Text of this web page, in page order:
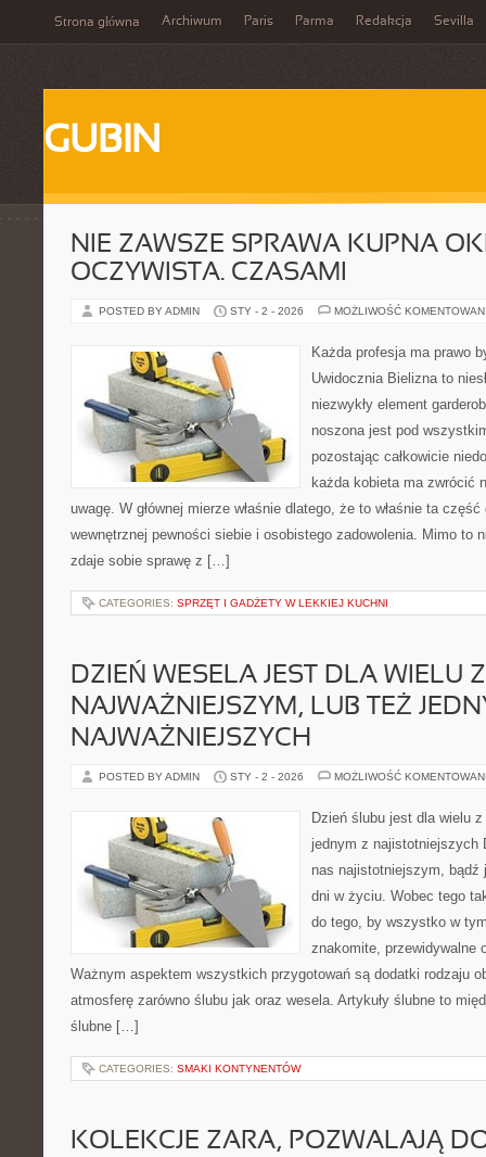
Strona główna Archiwum Paris Parma Redakcja Sevilla
GUBIN
NIE ZAWSZE SPRAWA KUPNA
OCZYWISTA. CZASAMI
POSTED BY ADMIN STY - 2 - 2026 MOŻLIWOŚĆ
Każda profesja ma prawo
Uwidocznia Bielizna to
niezwykły element
noszona jest pod
pozostając całkowicie
każda kobieta ma zwrócić
uwagę. W głównej mierze właśnie dlatego, że to właśnie ta
wewnętrznej pewności siebie i osobistego zadowolenia. Mimo to
zdaje sobie sprawę z […]
CATEGORIES: SPRZĘT I GADŻETY W LEKKIEJ KUCHNI
DZIEŃ WESELA JEST DLA WIELU
NAJWAŻNIEJSZYM, LUB TEŻ
NAJWAŻNIEJSZYCH
POSTED BY ADMIN STY - 2 - 2026 MOŻLIWOŚĆ
Dzień ślubu jest dla wielu
jednym z najistotniejszych
nas najistotniejszym,
dni w życiu. Wobec tego
do tego, by wszystko w
znakomite, przewidywalne
Ważnym aspektem wszystkich przygotowań są dodatki rodzaju
atmosferę zarówno ślubu jak oraz wesela. Artykuły ślubne to
ślubne […]
CATEGORIES: SMAKI KONTYNENTÓW
KOLEKCJE ZARA, POZWALAJĄ